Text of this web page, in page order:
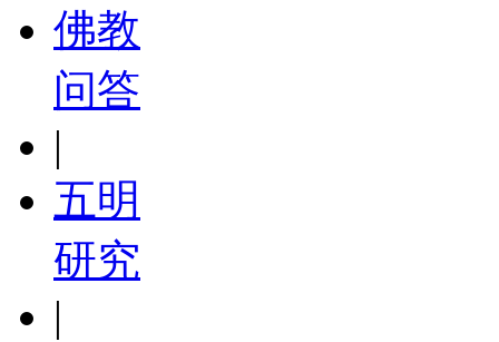
佛教
问答
|
五明
研究
|